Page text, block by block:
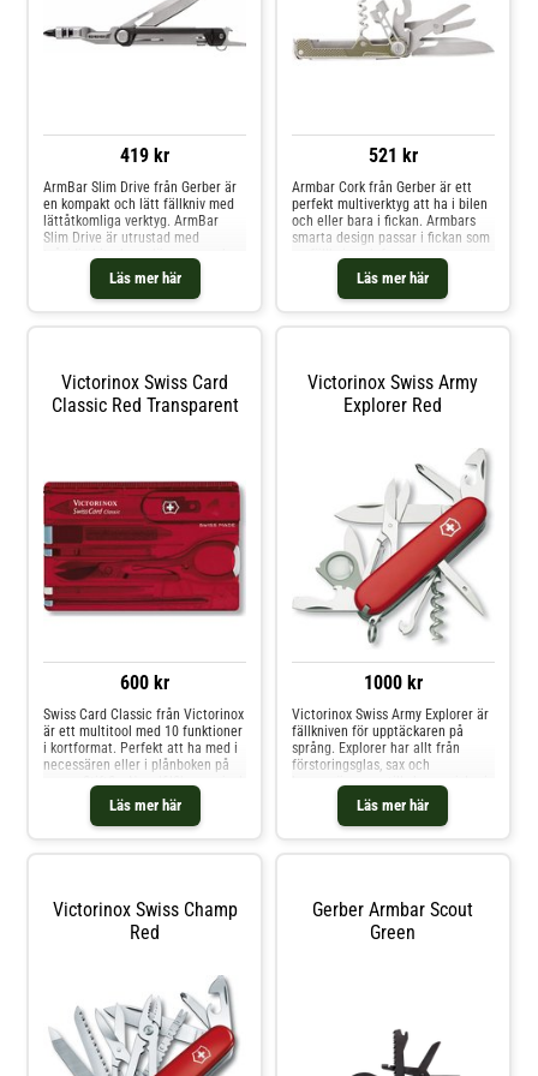
419 kr
Läs mer här
ArmBar Slim Drive från Gerber är
en kompakt och lätt fällkniv med
lättåtkomliga verktyg. ArmBar
Slim Drive är utrustad med
en kniv som enkelt fälls ut med
enhandsfattning. Ramlåset håller
bladet på plats för säker
521 kr
Läs mer här
Armbar Cork från Gerber är ett
perfekt multiverktyg att ha i bilen
och eller bara i fickan. Armbars
smarta design passar i fickan som
fullt kapabelt multiverktyg.
Armbar Drive har verktyg för att
hantera de uppgifter som en
bits för spår-och stjärnskruvar.
Den klarar också allt din fickkniv
kan med enhands-öppnande kniv
konservöppnare, folieklippare,
hävstångsarm och korkskruv.
Victorinox Swiss Card
Classic Red Transparent
600 kr
Läs mer här
Swiss Card Classic från Victorinox
är ett multitool med 10 funktioner
i kortformat. Perfekt att ha med i
necessären eller i plånboken på
resan. StiftSaxNagelfilSkruvmejsel
mmTandpetarePincettTrycksatt
kulspetspennaNödbladHöjd:
Victorinox Swiss Army
Explorer Red
1000 kr
Läs mer här
Victorinox Swiss Army Explorer är
fällkniven för upptäckaren på
språng. Explorer har allt från
förstoringsglas, sax och
konservöppnare till skruvmejslar i
olika storlekar. Egenskaper för
Swiss Army Explorer: Stort och
litet knivblad Kapsylöppnare
Korkskruv Flerfunktionskrok
Tandpetare Pincett Nyckelring
Längd: 91 mm
Victorinox Swiss Champ
Red
Gerber Armbar Scout
Green